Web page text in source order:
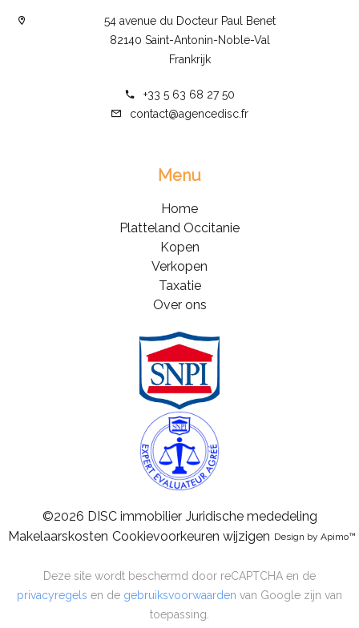
54 avenue du Docteur Paul Benet
82140 Saint-Antonin-Noble-Val
Frankrijk
+33 5 63 68 27 50
contact@agencedisc.fr
Menu
Home
Platteland Occitanie
Kopen
Verkopen
Taxatie
Over ons
©2026 DISC immobilier Juridische mededeling
Makelaarskosten Cookievoorkeuren wijzigen Design by Apimo™
Deze site wordt beschermd door reCAPTCHA en de
privacyregels en de gebruiksvoorwaarden van Google zijn van
toepassing.